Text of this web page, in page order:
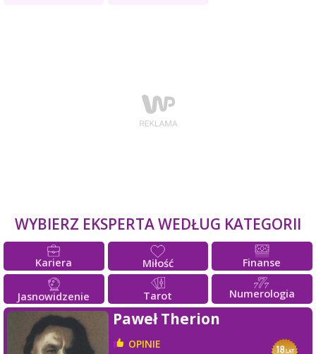
WYBIERZ EKSPERTA WEDŁUG KATEGORII
Kariera Miłość Finanse
Jasnowidzenie Tarot Numerologia
Paweł Therion
OPINIE